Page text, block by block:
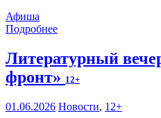
Афиша
Подробнее
Литературный
фронт» 12+
01.06.2026 Новости, 12+